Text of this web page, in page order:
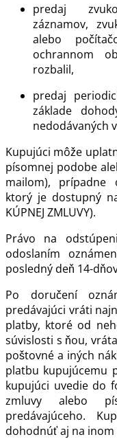
predaj
záznamov,
alebo
ochrannom
rozbalil,
predaj
základe
nedodávaných
Kupujúci môže
písomnej podobe
mailom), prípadne
ktorý je dostupný na
KÚPNEJ ZMLUVY).
Právo na
odoslaním
posledný deň 14-
Po doručení
predávajúci vráti
platby, ktoré od
súvislosti s ňou,
poštovné a iných
platbu kupujúcemu
kupujúci uvedie do
zmluvy alebo
predávajúceho.
dohodnúť aj na